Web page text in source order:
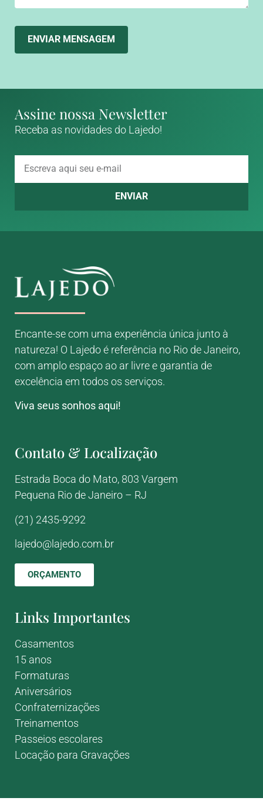
ENVIAR MENSAGEM
Assine nossa Newsletter
Receba as novidades do Lajedo!
ENVIAR
Encante-se com uma experiência única junto à
natureza! O Lajedo é referência no Rio de Janeiro,
com amplo espaço ao ar livre e garantia de
excelência em todos os serviços.
Viva seus sonhos aqui!
Contato & Localização
Estrada Boca do Mato, 803 Vargem
Pequena Rio de Janeiro – RJ
(21) 2435-9292
lajedo@lajedo.com.br
ORÇAMENTO
Links Importantes
Casamentos
15 anos
Formaturas
Aniversários
Confraternizações
Treinamentos
Passeios escolares
Locação para Gravações